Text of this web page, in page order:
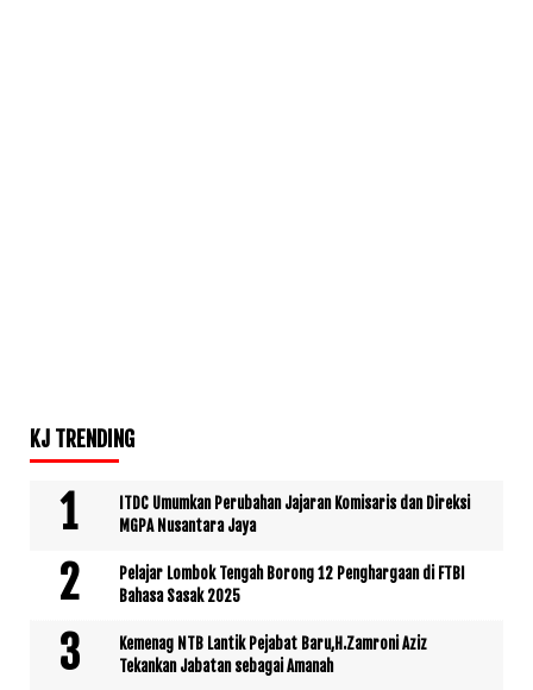
KJ TRENDING
ITDC Umumkan Perubahan Jajaran Komisaris dan Direksi
MGPA Nusantara Jaya
Pelajar Lombok Tengah Borong 12 Penghargaan di FTBI
Bahasa Sasak 2025
Kemenag NTB Lantik Pejabat Baru,H.Zamroni Aziz
Tekankan Jabatan sebagai Amanah